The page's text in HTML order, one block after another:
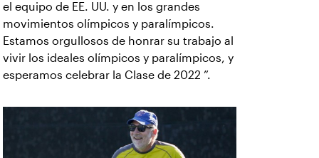
el equipo de EE. UU. y en los grandes
movimientos olímpicos y paralímpicos.
Estamos orgullosos de honrar su trabajo al
vivir los ideales olímpicos y paralímpicos, y
esperamos celebrar la Clase de 2022 ”.